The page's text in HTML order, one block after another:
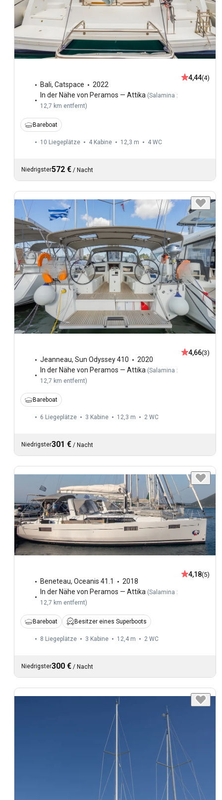
Bali, Catspace
2022
In der Nähe von Peramos — Attika (Salamina :
12,7 km entfernt)
4,44(4)
Bareboat
10 Liegeplätze 4 Kabine 12,3 m 4 WC
Niedrigster572 € / Nacht
Jeanneau, Sun Odyssey 410
2020
In der Nähe von Peramos — Attika (Salamina :
12,7 km entfernt)
4,66(3)
Bareboat
6 Liegeplätze 3 Kabine 12,3 m 2 WC
Niedrigster301 € / Nacht
Beneteau, Oceanis 41.1
2018
In der Nähe von Peramos — Attika (Salamina :
12,7 km entfernt)
4,18(5)
Bareboat Besitzer eines Superboots
8 Liegeplätze 3 Kabine 12,4 m 2 WC
Niedrigster300 € / Nacht